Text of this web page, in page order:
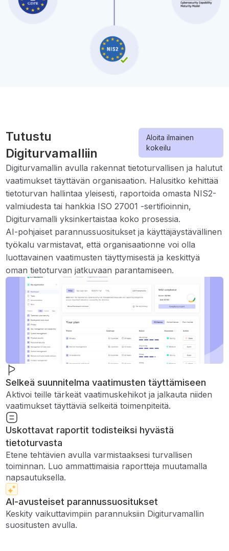
Tutustu
Digiturvamalliin
Aloita ilmainen
kokeilu
Digiturvamallin avulla rakennat tietoturvallisen ja halutut
vaatimukset täyttävän organisaation. Halusitko kehittää
tietoturvan hallintaa yleisesti, raportoida omasta NIS2-
valmiudesta tai hankkia ISO 27001 -sertifioinnin,
Digiturvamalli yksinkertaistaa koko prosessia.
AI-pohjaiset parannussuositukset ja käyttäjäystävällinen
työkalu varmistavat, että organisaationne voi olla
luottavainen vaatimusten täyttymisestä ja keskittyä
oman tietoturvan jatkuvaan parantamiseen.
Selkeä suunnitelma vaatimusten täyttämiseen
Aktivoi teille tärkeät vaatimuskehikot ja jalkauta niiden
vaatimukset täyttäviä selkeitä toimenpiteitä.
Uskottavat raportit todisteiksi hyvästä
tietoturvasta
Etene tehtävien avulla varmistaaksesi turvallisen
toiminnan. Luo ammattimaisia ​​raportteja muutamalla
napsautuksella.
AI-avusteiset parannussuositukset
Keskity vaikuttavimpiin parannuksiin Digiturvamallin
suositusten avulla.